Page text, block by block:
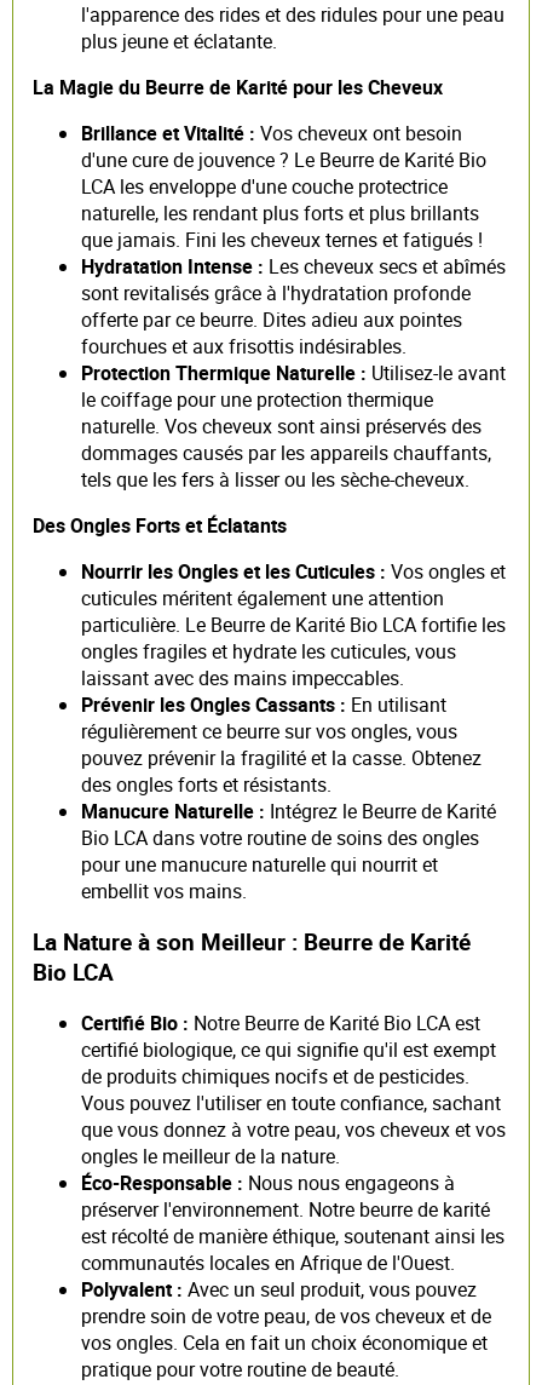
l'apparence des rides et des ridules pour une peau
plus jeune et éclatante.
La Magie du Beurre de Karité pour les Cheveux
Brillance et Vitalité : Vos cheveux ont besoin
d'une cure de jouvence ? Le Beurre de Karité Bio
LCA les enveloppe d'une couche protectrice
naturelle, les rendant plus forts et plus brillants
que jamais. Fini les cheveux ternes et fatigués !
Hydratation Intense : Les cheveux secs et abîmés
sont revitalisés grâce à l'hydratation profonde
offerte par ce beurre. Dites adieu aux pointes
fourchues et aux frisottis indésirables.
Protection Thermique Naturelle : Utilisez-le avant
le coiffage pour une protection thermique
naturelle. Vos cheveux sont ainsi préservés des
dommages causés par les appareils chauffants,
tels que les fers à lisser ou les sèche-cheveux.
Des Ongles Forts et Éclatants
Nourrir les Ongles et les Cuticules : Vos ongles et
cuticules méritent également une attention
particulière. Le Beurre de Karité Bio LCA fortifie les
ongles fragiles et hydrate les cuticules, vous
laissant avec des mains impeccables.
Prévenir les Ongles Cassants : En utilisant
régulièrement ce beurre sur vos ongles, vous
pouvez prévenir la fragilité et la casse. Obtenez
des ongles forts et résistants.
Manucure Naturelle : Intégrez le Beurre de Karité
Bio LCA dans votre routine de soins des ongles
pour une manucure naturelle qui nourrit et
embellit vos mains.
La Nature à son Meilleur : Beurre de Karité
Bio LCA
Certifié Bio : Notre Beurre de Karité Bio LCA est
certifié biologique, ce qui signifie qu'il est exempt
de produits chimiques nocifs et de pesticides.
Vous pouvez l'utiliser en toute confiance, sachant
que vous donnez à votre peau, vos cheveux et vos
ongles le meilleur de la nature.
Éco-Responsable : Nous nous engageons à
préserver l'environnement. Notre beurre de karité
est récolté de manière éthique, soutenant ainsi les
communautés locales en Afrique de l'Ouest.
Polyvalent : Avec un seul produit, vous pouvez
prendre soin de votre peau, de vos cheveux et de
vos ongles. Cela en fait un choix économique et
pratique pour votre routine de beauté.